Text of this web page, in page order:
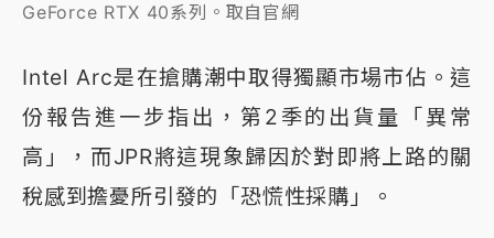
GeForce RTX 40系列。取自官網
Intel Arc是在搶購潮中取得獨顯市場市佔。這
份報告進一步指出，第2季的出貨量「異常
高」，而JPR將這現象歸因於對即將上路的關
稅感到擔憂所引發的「恐慌性採購」。